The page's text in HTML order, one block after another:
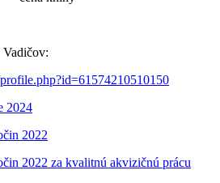
2024
2022
2022 za kvalitnú akvizičnú prácu